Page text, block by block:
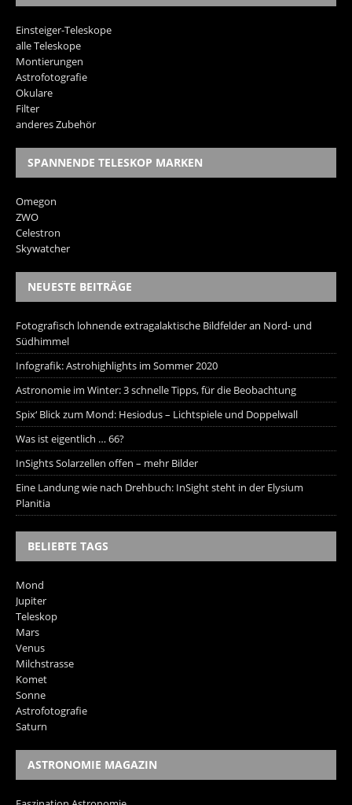
Einsteiger-Teleskope
alle Teleskope
Montierungen
Astrofotografie
Okulare
Filter
anderes Zubehör
SPANNENDE TELESKOP MARKEN
Omegon
ZWO
Celestron
Skywatcher
NEUESTE BEITRÄGE
Fotografisch lohnende extragalaktische Bildfelder an Nord- und
Südhimmel
Infografik: Astrohighlights im Sommer 2020
Astronomie im Winter: 3 schnelle Tipps, für die Beobachtung
Spix‘ Blick zum Mond: Hesiodus – Lichtspiele und Doppelwall
Was ist eigentlich … 66?
InSights Solarzellen offen – mehr Bilder
Eine Landung wie nach Drehbuch: InSight steht in der Elysium
Planitia
BELIEBTE TAGS
Mond
Jupiter
Teleskop
Mars
Venus
Milchstrasse
Komet
Sonne
Astrofotografie
Saturn
ASTRONOMIE MAGAZIN